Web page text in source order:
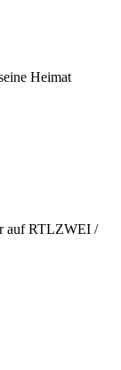
Heimat
auf RTLZWEI /